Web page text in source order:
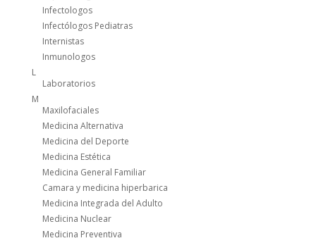
Infectologos
Infectólogos Pediatras
Internistas
Inmunologos
L
Laboratorios
M
Maxilofaciales
Medicina Alternativa
Medicina del Deporte
Medicina Estética
Medicina General Familiar
Camara y medicina hiperbarica
Medicina Integrada del Adulto
Medicina Nuclear
Medicina Preventiva